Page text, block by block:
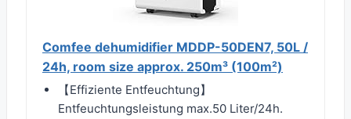
Comfee dehumidifier MDDP-50DEN7, 50L /
24h, room size approx. 250m³ (100m²)
【Effiziente Entfeuchtung】
Entfeuchtungsleistung max.50 Liter/24h.